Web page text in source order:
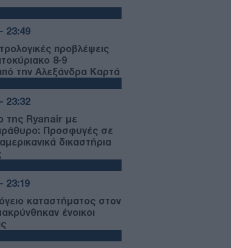
23:49
προβλέψεις
8-9
την Αλεξάνδρα Καρτά
23:32
της Ryanair με
Προσφυγές σε
δικαστήρια
23:19
καταστήματος στον
ένοικοι